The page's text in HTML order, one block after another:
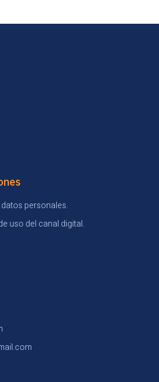
personales.
uso del canal digital.